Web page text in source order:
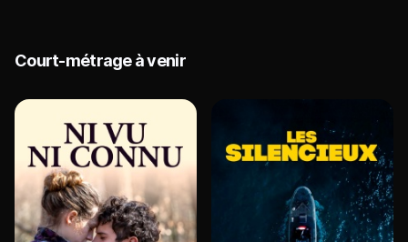
Court-métrage à venir